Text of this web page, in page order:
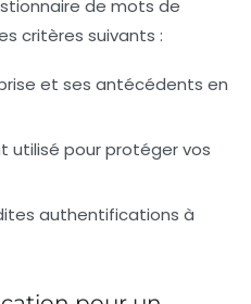
de mots de
critères suivants :
et ses antécédents en
utilisé pour protéger vos
authentifications à